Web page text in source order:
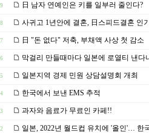
日 남자 연예인은 키를 일부러 줄인다?
사귀고 1년안에 결혼, 日스피드결혼 인
日 "돈 없다" 저축, 부채액 사상 첫 감소
막걸리 만들때마다 일본에 로열티 낸다
일본지역 경제 민원 상담설명회 개최
한국에서 보낸 EMS 추적
과자와 음료가 무료인 카페!!
일본, 2022년 월드컵 유치에 '올인'… 한